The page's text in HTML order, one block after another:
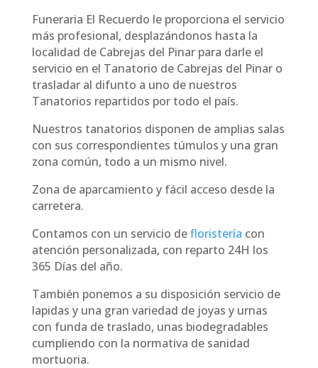
Funeraria El Recuerdo le proporciona el servicio
más profesional, desplazándonos hasta la
localidad de Cabrejas del Pinar para darle el
servicio en el Tanatorio de Cabrejas del Pinar o
trasladar al difunto a uno de nuestros
Tanatorios repartidos por todo el país.
Nuestros tanatorios disponen de amplias salas
con sus correspondientes túmulos y una gran
zona común, todo a un mismo nivel.
Zona de aparcamiento y fácil acceso desde la
carretera.
Contamos con un servicio defloristería con
atención personalizada, con reparto 24H los
365 Días del año.
También ponemos a su disposición servicio de
lapidas y una gran variedad de joyas y urnas
con funda de traslado, unas biodegradables
cumpliendo con la normativa de sanidad
mortuoria.